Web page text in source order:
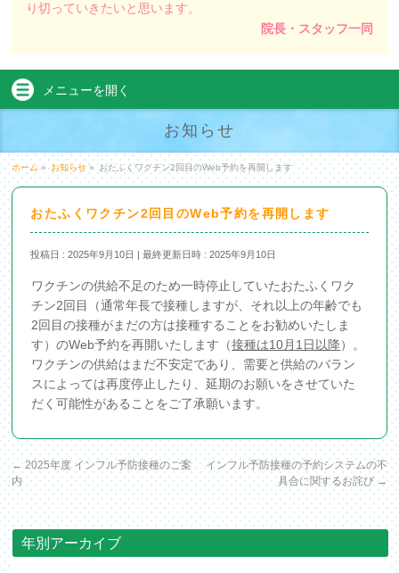
り切っていきたいと思います。
院長・スタッフ一同
メニューを開く
お知らせ
ホーム» お知らせ» おたふくワクチン2回目のWeb予約を再開します
おたふくワクチン2回目のWeb予約を再開します
投稿日 : 2025年9月10日 最終更新日時 : 2025年9月10日
ワクチンの供給不足のため一時停止していたおたふくワク
チン2回目（通常年長で接種しますが、それ以上の年齢でも
2回目の接種がまだの方は接種することをお勧めいたしま
す）のWeb予約を再開いたします（接種は10月1日以降）。
ワクチンの供給はまだ不安定であり、需要と供給のバラン
スによっては再度停止したり、延期のお願いをさせていた
だく可能性があることをご了承願います。
←2025年度 インフル予防接種のご案
内
インフル予防接種の予約システムの不
具合に関するお詫び →
年別アーカイブ